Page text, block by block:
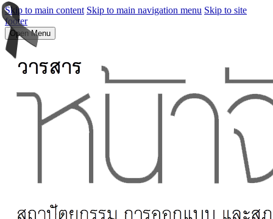
Skip to main content Skip to main navigation menu Skip to site
footer
Open Menu